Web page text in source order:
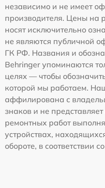
независимо и не имеет
производителя. Цены на
носят исключительно
не являются публичной
ГК РФ. Названия и
Behringer упоминаются
целях — чтобы
которой мы работаем.
аффилирована с
знаков и не
ремонтных работ
устройствах,
обороте, в соответствии